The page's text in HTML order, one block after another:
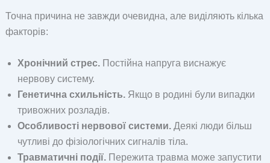
Точна причина не завжди очевидна, але виділяють кілька
факторів:
Хронічний стрес.Постійна напруга виснажує
нервову систему.
Генетична схильність.Якщо в родині були випадки
тривожних розладів.
Особливості нервової системи.Деякі люди більш
чутливі до фізіологічних сигналів тіла.
Травматичні події.Пережита травма може запустити